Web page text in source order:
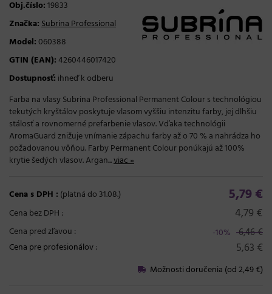
Obj.číslo:19833
Značka:Subrina Professional
Model:060388
GTIN (EAN):4260446017420
Dostupnosť: ihneď k odberu
Farba na vlasy Subrina Professional Permanent Colour s technológiou
tekutých kryštálov poskytuje vlasom vyššiu intenzitu farby, jej dlhšiu
stálosť a rovnomerné prefarbenie vlasov. Vďaka technológii
AromaGuard znižuje vnímanie zápachu farby až o 70 % a nahrádza ho
požadovanou vôňou. Farby Permanent Colour ponúkajú až 100%
krytie šedých vlasov. Argan...viac »
Cena s DPH : (platná do 31.08.) 5,79 €
Cena bez DPH : 4,79 €
Cena pred zľavou : -10% 6,46 €
Cena pre profesionálov: 5,63 €
Možnosti doručenia (od 2,49 €)